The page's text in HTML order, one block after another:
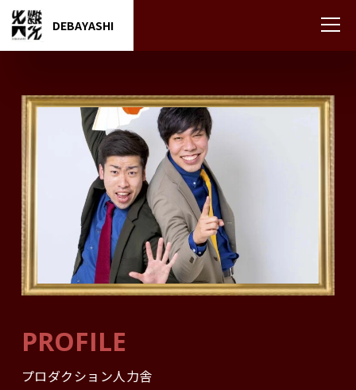
DEBAYASHI
PROFILE
プロダクション人力舎